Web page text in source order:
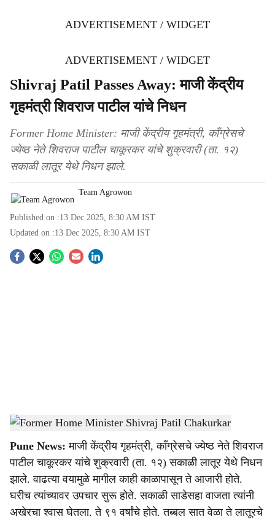
ADVERTISEMENT / WIDGET
ADVERTISEMENT / WIDGET
Shivraj Patil Passes Away: माजी केंद्रीय
गृहमंत्री शिवराज पाटील यांचे निधन
Former Home Minister: माजी केंद्रीय गृहमंत्री, काँग्रेसचे
ज्येष्ठ नेते शिवराज पाटील चाकूरकर यांचे शुक्रवारी (ता. १२)
सकाळी लातूर येथे निधन झाले.
Team Agrowon
Published on :13 Dec 2025, 8:30 AM IST
Updated on :13 Dec 2025, 8:30 AM IST
S
a
r
e
Former Home Minister Shivraj Patil Chakurkar-Agrowon
Pune News: माजी केंद्रीय गृहमंत्री, काँग्रेसचे ज्येष्ठ नेते शिवराज
पाटील चाकूरकर यांचे शुक्रवारी (ता. १२) सकाळी लातूर येथे निधन
झाले. वाढत्या वयामुळे मागील काही काळापासून ते आजारी होते.
घरीच त्यांच्यावर उपचार सुरू होते. सकाळी साडेसहा वाजता त्यांनी
अखेरचा श्वास घेतला. ते ९१ वर्षांचे होते. तब्बल सात वेळा ते लातूरचे